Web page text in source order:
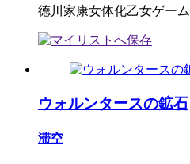
徳川家康女体化乙女ゲーム
ウォルンタースの鉱石
滞空